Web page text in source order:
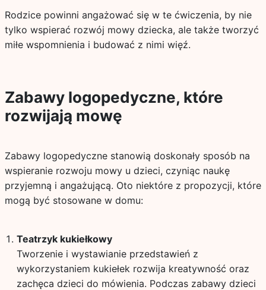
Rodzice powinni angażować się w te ćwiczenia, by nie
tylko wspierać rozwój mowy dziecka, ale także tworzyć
miłe wspomnienia i budować z nimi więź.
Zabawy logopedyczne, które
rozwijają mowę
Zabawy logopedyczne stanowią doskonały sposób na
wspieranie rozwoju mowy u dzieci, czyniąc naukę
przyjemną i angażującą. Oto niektóre z propozycji, które
mogą być stosowane w domu:
Teatrzyk kukiełkowy
Tworzenie i wystawianie przedstawień z
wykorzystaniem kukiełek rozwija kreatywność oraz
zachęca dzieci do mówienia. Podczas zabawy dzieci